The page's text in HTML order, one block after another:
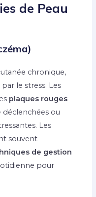
de Peau
chronique,
le stress. Les
plaques rouges
ou
Les
souvent
de gestion
pour